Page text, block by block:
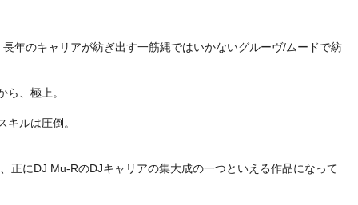
年のキャリアが紡ぎ出す一筋縄ではいかないグルーヴ/ムードで紡
ら、極上。
ルは圧倒。
にDJ Mu-RのDJキャリアの集大成の一つといえる作品になって